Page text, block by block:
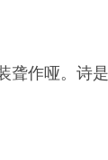
作哑。诗